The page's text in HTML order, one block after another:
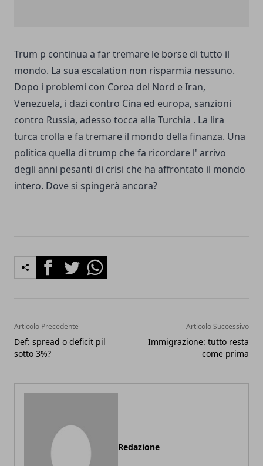
Trum p continua a far tremare le borse di tutto il
mondo. La sua escalation non risparmia nessuno.
Dopo i problemi con Corea del Nord e Iran,
Venezuela, i dazi contro Cina ed europa, sanzioni
contro Russia, adesso tocca alla Turchia . La lira
turca crolla e fa tremare il mondo della finanza. Una
politica quella di trump che fa ricordare l' arrivo
degli anni pesanti di crisi che ha affrontato il mondo
intero. Dove si spingerà ancora?
FacebookTwitterWhatsapp
Articolo Precedente
Def: spread o deficit pil
sotto 3%?
Articolo Successivo
Immigrazione: tutto resta
come prima
Redazione